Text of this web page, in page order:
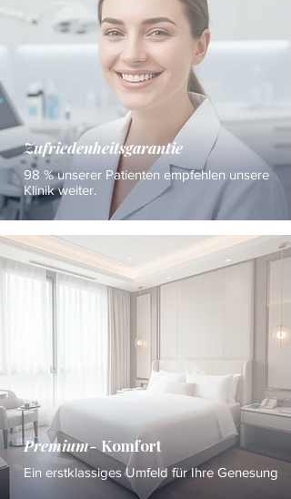
Zufriedenheitsgarantie
98 % unserer Patienten empfehlen unsere
Klinik weiter.
Premium-Komfort
Ein erstklassiges Umfeld für Ihre Genesung